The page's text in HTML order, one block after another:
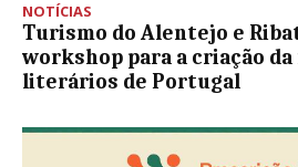
NOTÍCIAS
Turismo do Alentejo e
workshop para a criação
literários de Portugal